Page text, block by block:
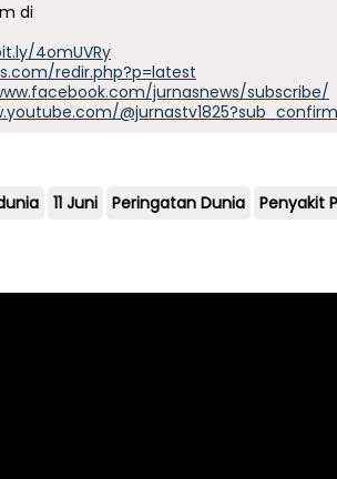
di
4omUVRy
redir.php?p=latest
jurnasnews/subscribe/
11 Juni Peringatan Dunia Penyakit